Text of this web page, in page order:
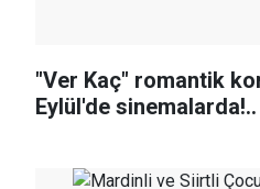
"Ver Kaç" romantik
Eylül'de sinemalarda!..